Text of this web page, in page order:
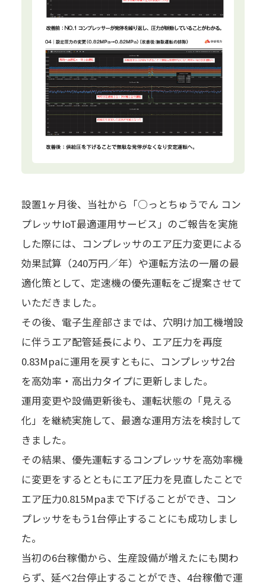
設置1ヶ月後、当社から「○っとちゅうでん コン
プレッサIoT最適運用サービス」のご報告を実施
した際には、コンプレッサのエア圧力変更による
効果試算（240万円／年）や運転方法の一層の最
適化策として、定速機の優先運転をご提案させて
いただきました。
その後、電子生産部さまでは、穴明け加工機増設
に伴うエア配管延長により、エア圧力を再度
0.83Mpaに運用を戻すともに、コンプレッサ2台
を高効率・高出力タイプに更新しました。
運用変更や設備更新後も、運転状態の「見える
化」を継続実施して、最適な運用方法を検討して
きました。
その結果、優先運転するコンプレッサを高効率機
に変更をするとともにエア圧力を見直したことで
エア圧力0.815Mpaまで下げることができ、コン
プレッサをもう1台停止することにも成功しまし
た。
当初の6台稼働から、生産設備が増えたにも関わ
らず、延べ2台停止することができ、4台稼働で運